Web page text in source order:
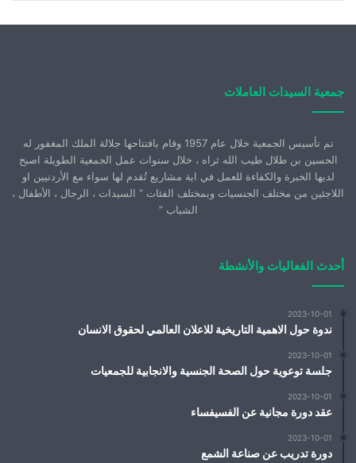
جمعية السيدات العاملات
تم تأسيس الجمعية خلال عام 1957 وقام بافتتاحها جلالة الملك المغفور له
الحسين بن طلال طيب الله ثراه ، خلال سنوات عمل الجمعية الطويلة اصبح
لديها الخبرة والكفاءة للعمل في اية مشاريع تُقدم لها سواء مع الأردنيين او
اللاجئين من مختلف الجنسيات وبمختلف الفئات ” السيدات ، الرجال ، الأطفال ،
الشباب ”
أحدث الفعاليات والأنشطة
2023-10-01
ندوة حول الاهمية التاريخية للاعلان العالمي لحقوق الانسان
2023-10-01
جلسة توعوية حول الصحة الجنسية والانجابية للجمعيات
2023-10-01
عقد دورة مجانية عن الفسيفساء
2023-10-01
دورة تدريب عن صناعة الشمع